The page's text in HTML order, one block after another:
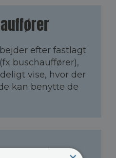
efter fastlagt
buschauffører),
vise, hvor der
kan benytte de